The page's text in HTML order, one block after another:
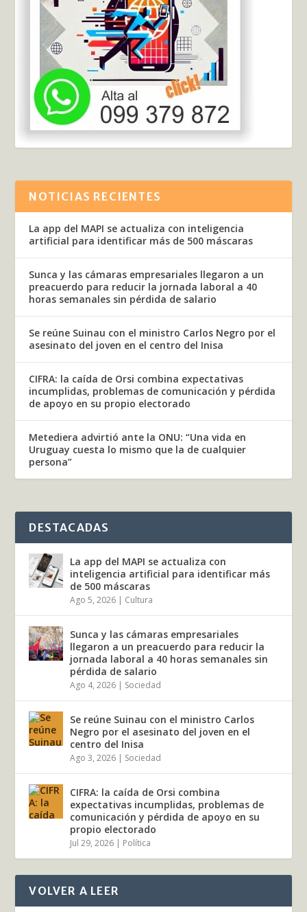
NOTICIAS RECIENTES
La app del MAPI se actualiza con inteligencia
artificial para identificar más de 500 máscaras
Sunca y las cámaras empresariales llegaron a un
preacuerdo para reducir la jornada laboral a 40
horas semanales sin pérdida de salario
Se reúne Suinau con el ministro Carlos Negro por el
asesinato del joven en el centro del Inisa
CIFRA: la caída de Orsi combina expectativas
incumplidas, problemas de comunicación y pérdida
de apoyo en su propio electorado
Metediera advirtió ante la ONU: “Una vida en
Uruguay cuesta lo mismo que la de cualquier
persona”
DESTACADAS
La app del MAPI se actualiza con
inteligencia artificial para identificar más
de 500 máscaras
Ago 5, 2026 | Cultura
Sunca y las cámaras empresariales
llegaron a un preacuerdo para reducir la
jornada laboral a 40 horas semanales sin
pérdida de salario
Ago 4, 2026 | Sociedad
Se reúne Suinau con el ministro Carlos
Negro por el asesinato del joven en el
centro del Inisa
Ago 3, 2026 | Sociedad
CIFRA: la caída de Orsi combina
expectativas incumplidas, problemas de
comunicación y pérdida de apoyo en su
propio electorado
Jul 29, 2026 | Política
VOLVER A LEER